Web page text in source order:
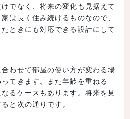
でなく、将来の変化も見据えて
は長く住み続けるものなので、
ときにも対応できる設計にして
わせて部屋の使い方が変わる場
てきます。また年齢を重ねる
るケースもあります。将来を見
と次の通りです。